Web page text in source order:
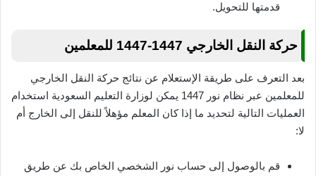
قدمتها للتحويل.
حركة النقل الخارجي 1447-1447 للمعلمين
بعد التعرف على طريقة الإستعلام عن نتائج حركة النقل الخارجي
للمعلمين عبر نظام نور 1447 يمكن لوزارة التعليم السعودية استخدام
العمليات التالية لتحديد ما إذا كان المعلم مؤهلاً للنقل إلى الخارج أم
لا:
قم بالوصول إلى حساب نور الشخصي الخاص بك عن طريق